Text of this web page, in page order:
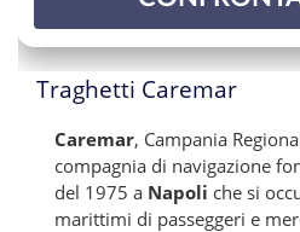
Traghetti Caremar
Caremar, Campania
compagnia di navigazione
del 1975 a Napoli che si
marittimi di passeggeri e